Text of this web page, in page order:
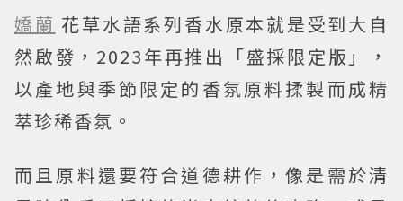
嬌蘭 花草水語系列香水原本就是受到大自
然啟發，2023年再推出「盛採限定版」，
以產地與季節限定的香氛原料揉製而成精
萃珍稀香氛。
而且原料還要符合道德耕作，像是需於清